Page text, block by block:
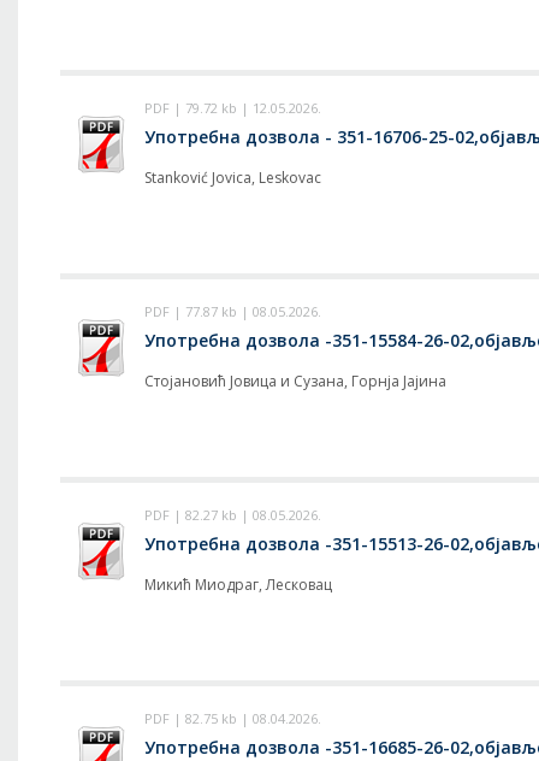
PDF | 79.72 kb | 12.05.2026.
Употребна дозвола - 351-16706-25-
Stanković Jovica, Leskovac
PDF | 77.87 kb | 08.05.2026.
Употребна дозвола -351-15584-26-
Стојановић Јовица и Сузана, Горнја Јајина
PDF | 82.27 kb | 08.05.2026.
Употребна дозвола -351-15513-26-
Микић Миодраг, Лесковац
PDF | 82.75 kb | 08.04.2026.
Употребна дозвола -351-16685-26-